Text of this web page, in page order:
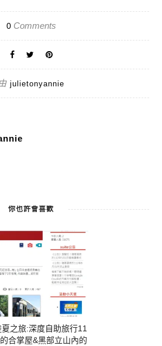
0Comments
julietonyannie
你也許會喜歡
之旅:深度自助旅行11
合掌屋&黑部立山內的